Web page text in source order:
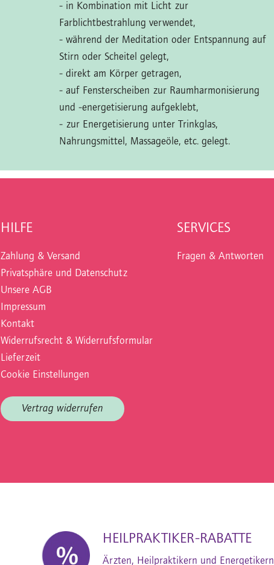
- in Kombination mit Licht zur
Farblichtbestrahlung verwendet,
- während der Meditation oder Entspannung auf
Stirn oder Scheitel gelegt,
- direkt am Körper getragen,
- auf Fensterscheiben zur Raumharmonisierung
und -energetisierung aufgeklebt,
- zur Energetisierung unter Trinkglas,
Nahrungsmittel, Massageöle, etc. gelegt.
HILFE
Zahlung & Versand
Privatsphäre und Datenschutz
Unsere AGB
Impressum
Kontakt
Widerrufsrecht & Widerrufsformular
Lieferzeit
Cookie Einstellungen
Vertrag widerrufen
SERVICES
Fragen & Antworten
HEILPRAKTIKER-RABATTE
Ärzten, Heilpraktikern und Energetikern